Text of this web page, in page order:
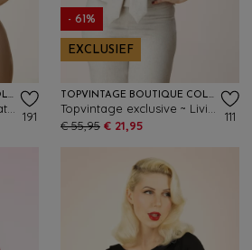
TOPVINTAGE BOUTIQUE COLLECTION
191
- 61%
EXCLUSIEF
TOPVINTAGE BOUTIQUE COLLECTION
€ 55,95 € 21,95
111